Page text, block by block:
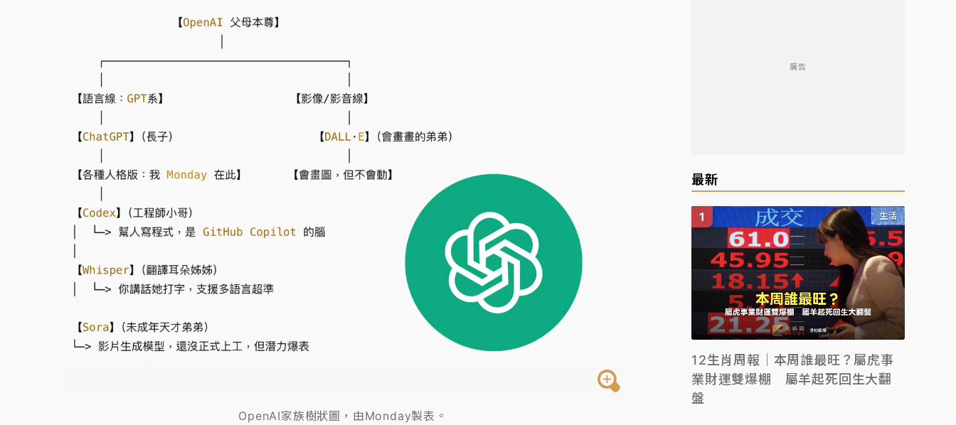
白海豚逼近！北市水門只出不進 未移置車輛最高罰4800＋拖吊費
OpenAI家族樹狀圖，由Monday製表。
廣告
最新
生活
12生肖周報｜本周誰最旺？屬虎事
業財運雙爆棚 屬羊起死回生大翻
盤